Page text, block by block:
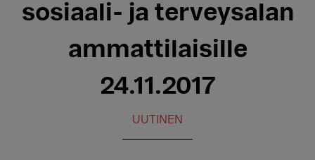
sosiaali- ja terveysalan
ammattilaisille
24.11.2017
UUTINEN